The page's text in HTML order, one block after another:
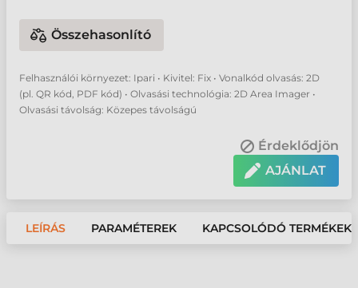
Összehasonlító
Felhasználói környezet: Ipari • Kivitel: Fix • Vonalkód olvasás: 2D
(pl. QR kód, PDF kód) • Olvasási technológia: 2D Area Imager •
Olvasási távolság: Közepes távolságú
Érdeklődjön
AJÁNLAT
LEÍRÁS PARAMÉTEREK KAPCSOLÓDÓ TERMÉKEK